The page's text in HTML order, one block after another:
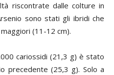
riscontrate dalle colture in
sono stati gli ibridi che
(11-12 cm).
cariossidi (21,3 g) è stato
precedente (25,3 g). Solo a